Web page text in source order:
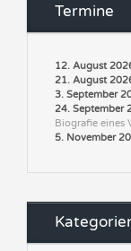
Termine
12. August
21. August
3. September
24. September
Biografie eines
5. November